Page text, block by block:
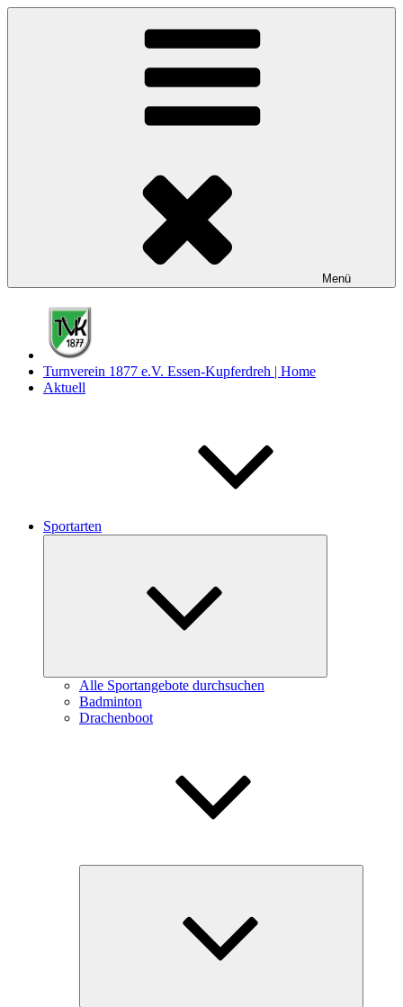
Zum
Menü
Turnverein 1877 e.V. Essen-Kupferdreh | Home
Aktuell
Sportarten
Alle Sportangebote durchsuchen
Badminton
Drachenboot